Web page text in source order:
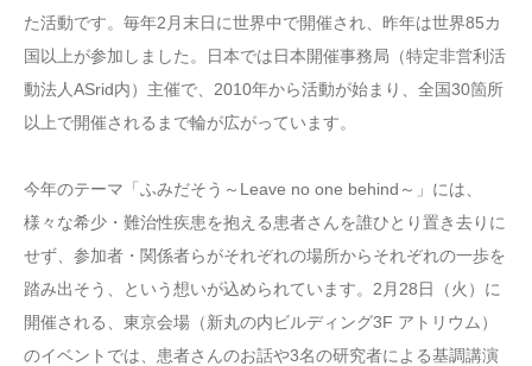
た活動です。毎年2月末日に世界中で開催され、昨年は世界85カ
国以上が参加しました。日本では日本開催事務局（特定非営利活
動法人ASrid内）主催で、2010年から活動が始まり、全国30箇所
以上で開催されるまで輪が広がっています。
今年のテーマ「ふみだそう～Leave no one behind～」には、
様々な希少・難治性疾患を抱える患者さんを誰ひとり置き去りに
せず、参加者・関係者らがそれぞれの場所からそれぞれの一歩を
踏み出そう、という想いが込められています。2月28日（火）に
開催される、東京会場（新丸の内ビルディング3F アトリウム）
のイベントでは、患者さんのお話や3名の研究者による基調講演